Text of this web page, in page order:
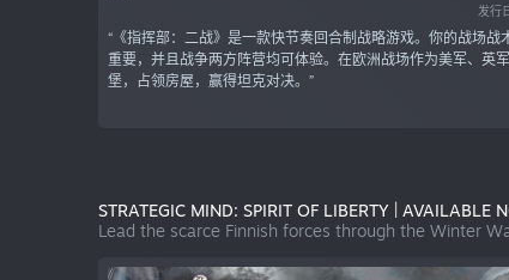
发行
“《指挥部：二战》是一款快节奏回合制战略游戏。你的战场战
重要，并且战争两方阵营均可体验。在欧洲战场作为美军、英
堡，占领房屋，赢得坦克对决。”
STRATEGIC MIND: SPIRIT OF LIBERTY | AVAILABLE
Lead the scarce Finnish forces through the Winter